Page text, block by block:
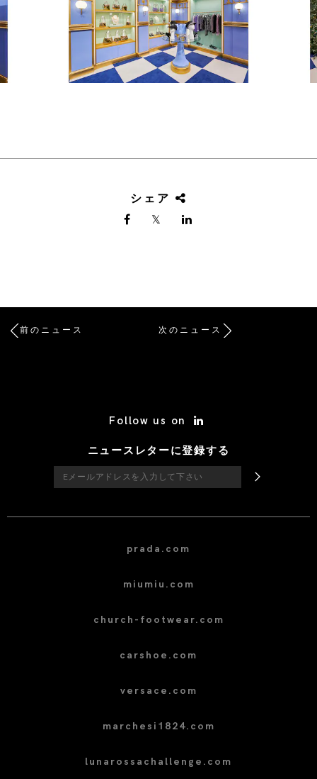
シェア
前のニュース 次のニュース
Follow us on
ニュースレターに登録する
prada.com
miumiu.com
church-footwear.com
carshoe.com
versace.com
marchesi1824.com
lunarossachallenge.com